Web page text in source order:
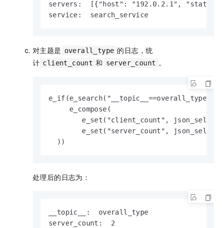
servers:  [{"host": "192.0.2.1",
service:  search_service
对主题是 overall_type 的日志，统
计 client_count 和 server_count 。
     e_compose(
e_set("client_count",
e_set("server_count",
  ))
处理后的日志为：
__topic__:  overall_type
server_count:  2